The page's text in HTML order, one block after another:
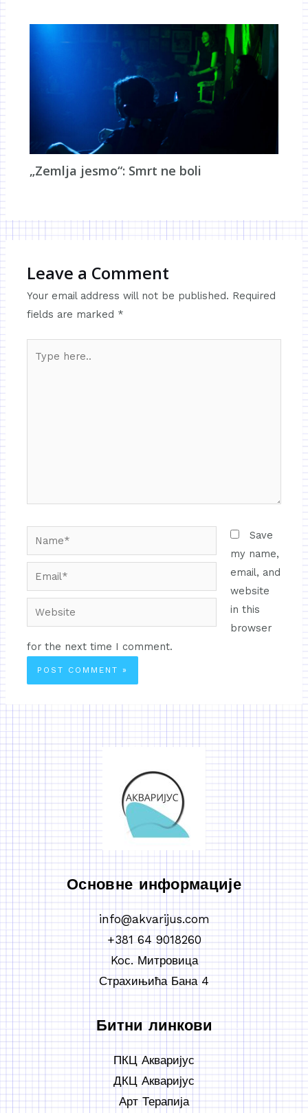
„Zemlja jesmo“: Smrt ne boli
Leave a Comment
Your email address will not be published. Required
fields are marked *
Save
my name,
email, and
website
in this
browser
for the next time I comment.
Основне информације
info@akvarijus.com
+381 64 9018260
Koс. Митровица
Страхињића Бана 4
Битни линкови
ПКЦ Акваријус
ДКЦ Акваријус
Арт Терапија